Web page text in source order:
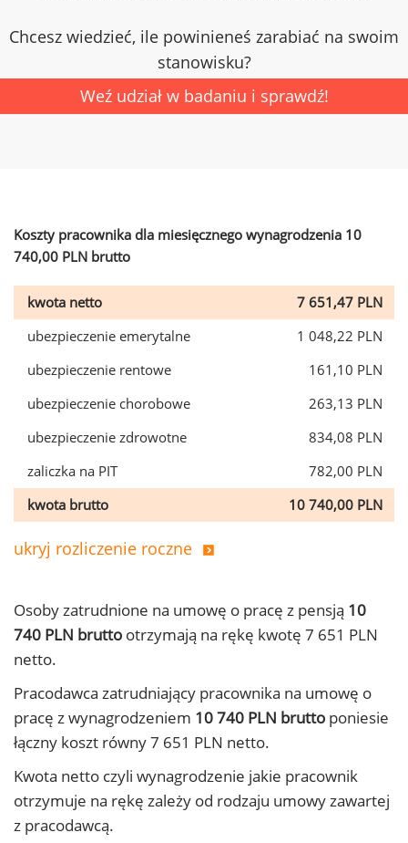
Chcesz wiedzieć, ile powinieneś zarabiać na swoim
stanowisku?
Weź udział w badaniu i sprawdź!
Koszty pracownika dla miesięcznego wynagrodzenia 10
740,00 PLN brutto
kwota netto
7 651,47 PLN
ubezpieczenie emerytalne
1 048,22 PLN
ubezpieczenie rentowe
161,10 PLN
ubezpieczenie chorobowe
263,13 PLN
ubezpieczenie zdrowotne
834,08 PLN
zaliczka na PIT
782,00 PLN
kwota brutto
10 740,00 PLN
ukryj rozliczenie roczne
Osoby zatrudnione na umowę o pracę z pensją 10
740 PLN brutto otrzymają na rękę kwotę 7 651 PLN
netto.
Pracodawca zatrudniający pracownika na umowę o
pracę z wynagrodzeniem 10 740 PLN brutto poniesie
łączny koszt równy 7 651 PLN netto.
Kwota netto czyli wynagrodzenie jakie pracownik
otrzymuje na rękę zależy od rodzaju umowy zawartej
z pracodawcą.